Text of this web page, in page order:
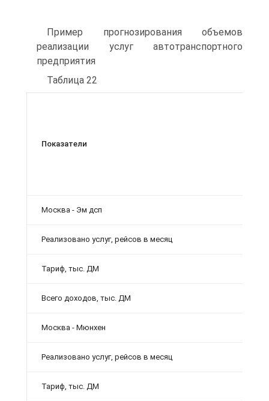
Пример прогнозирования объемов
реализации услуг автотранспортного
предприятия
Таблица 22
Показатели
Москва - Эм дсп
Реализовано услуг, рейсов в месяц
Тариф, тыс. ДМ
Всего доходов, тыс. ДМ
Москва - Мюнхен
Реализовано услуг, рейсов в месяц
Тариф, тыс. ДМ